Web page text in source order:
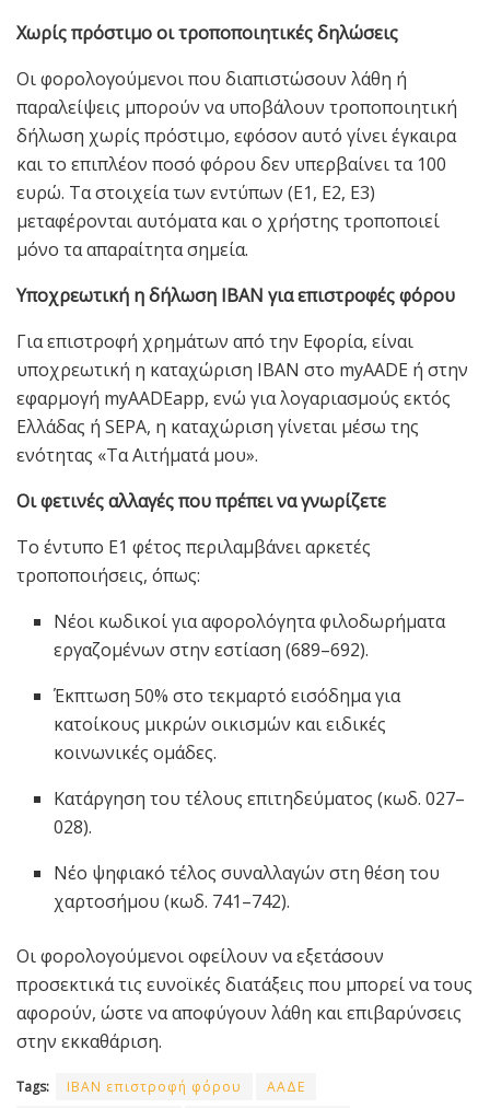
Χωρίς πρόστιμο οι τροποποιητικές δηλώσεις
Οι φορολογούμενοι που διαπιστώσουν λάθη ή
παραλείψεις μπορούν να υποβάλουν τροποποιητική
δήλωση χωρίς πρόστιμο, εφόσον αυτό γίνει έγκαιρα
και το επιπλέον ποσό φόρου δεν υπερβαίνει τα 100
ευρώ. Τα στοιχεία των εντύπων (Ε1, Ε2, Ε3)
μεταφέρονται αυτόματα και ο χρήστης τροποποιεί
μόνο τα απαραίτητα σημεία.
Υποχρεωτική η δήλωση IBAN για επιστροφές φόρου
Για επιστροφή χρημάτων από την Εφορία, είναι
υποχρεωτική η καταχώριση IBAN στο myAADE ή στην
εφαρμογή myAADEapp, ενώ για λογαριασμούς εκτός
Ελλάδας ή SEPA, η καταχώριση γίνεται μέσω της
ενότητας «Τα Αιτήματά μου».
Οι φετινές αλλαγές που πρέπει να γνωρίζετε
Το έντυπο Ε1 φέτος περιλαμβάνει αρκετές
τροποποιήσεις, όπως:
Νέοι κωδικοί για αφορολόγητα φιλοδωρήματα
εργαζομένων στην εστίαση (689–692).
Έκπτωση 50% στο τεκμαρτό εισόδημα για
κατοίκους μικρών οικισμών και ειδικές
κοινωνικές ομάδες.
Κατάργηση του τέλους επιτηδεύματος (κωδ. 027–
028).
Νέο ψηφιακό τέλος συναλλαγών στη θέση του
χαρτοσήμου (κωδ. 741–742).
Οι φορολογούμενοι οφείλουν να εξετάσουν
προσεκτικά τις ευνοϊκές διατάξεις που μπορεί να τους
αφορούν, ώστε να αποφύγουν λάθη και επιβαρύνσεις
στην εκκαθάριση.
Tags: IBAN επιστροφή φόρου
ΑΑΔΕ